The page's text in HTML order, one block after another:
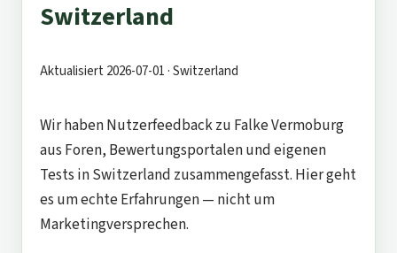
Switzerland
Aktualisiert 2026-07-01 · Switzerland
Wir haben Nutzerfeedback zu Falke Vermoburg
aus Foren, Bewertungsportalen und eigenen
Tests in Switzerland zusammengefasst. Hier geht
es um echte Erfahrungen — nicht um
Marketingversprechen.